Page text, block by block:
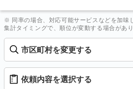
※ 同率の場合、対応可能サービスなどを加味
集計タイミングで、順位が変動する場合があ
市区町村を変更する
依頼内容を選択する